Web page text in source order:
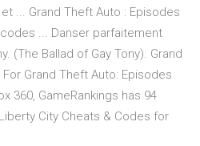
... Grand Theft Auto : Episodes
... Danser parfaitement
(The Ballad of Gay Tony). Grand
Grand Theft Auto: Episodes
360, GameRankings has 94
City Cheats & Codes for